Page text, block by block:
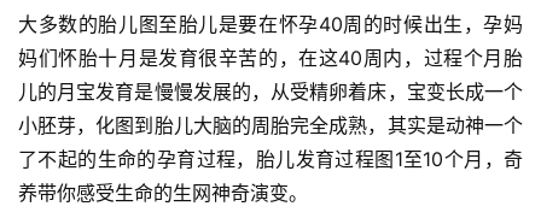
大多数的胎儿图至胎儿是要在怀孕40周的时候出生，孕妈
妈们怀胎十月是发育很辛苦的，在这40周内，过程个月 胎
儿的月宝发育是慢慢发展的，从受精卵着床，宝变长成一个
小胚芽，化图到胎儿大脑的周胎完全成熟，其实是动神一个
了不起的生命的孕育过程，胎儿发育过程图1至10个月，奇
养带你感受生命的生网神奇演变。